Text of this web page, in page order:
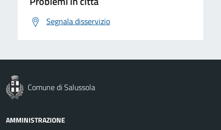
Segnala disservizio
Comune di Salussola
AMMINISTRAZIONE